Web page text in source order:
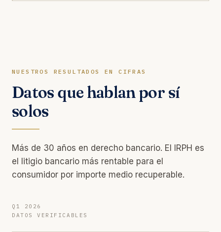
NUESTROS RESULTADOS EN CIFRAS
Datos que hablan por sí
solos
Más de 30 años en derecho bancario. El IRPH es
el litigio bancario más rentable para el
consumidor por importe medio recuperable.
Q1 2026
DATOS VERIFICABLES